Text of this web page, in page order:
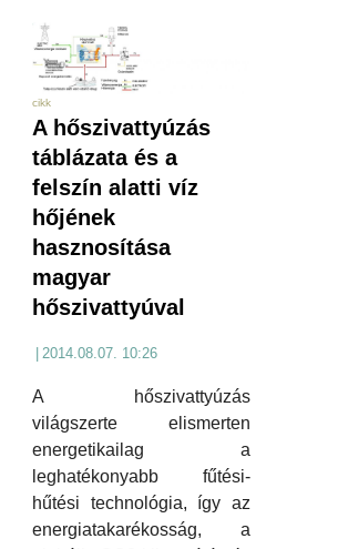
cikk
A hőszivattyúzás
táblázata és a
felszín alatti víz
hőjének
hasznosítása
magyar
hőszivattyúval
2014.08.07. 10:26
A hőszivattyúzás
világszerte elismerten
energetikailag a
leghatékonyabb fűtési-
hűtési technológia, így az
energiatakarékosság, a